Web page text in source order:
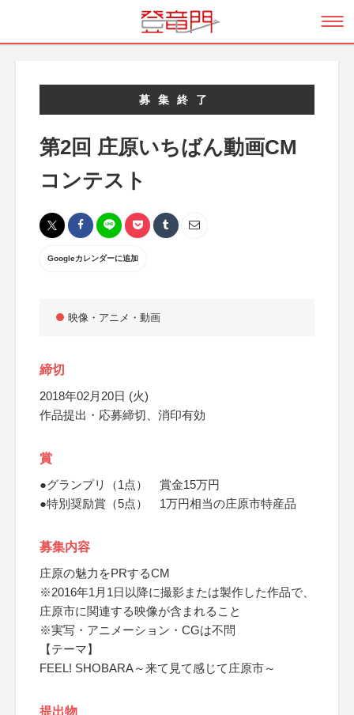
募集終了
第2回 庄原いちばん動画CM
コンテスト
Googleカレンダーに追加
映像・アニメ・動画
締切
2018年02月20日 (火)
作品提出・応募締切、消印有効
賞
●グランプリ（1点） 賞金15万円
●特別奨励賞（5点） 1万円相当の庄原市特産品
募集内容
庄原の魅力をPRするCM
※2016年1月1日以降に撮影または製作した作品で、
庄原市に関連する映像が含まれること
※実写・アニメーション・CGは不問
【テーマ】
FEEL! SHOBARA～来て見て感じて庄原市～
提出物